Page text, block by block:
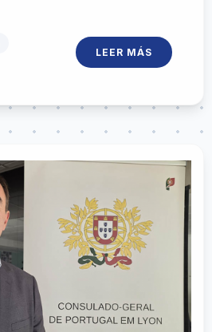
LEER MÁS